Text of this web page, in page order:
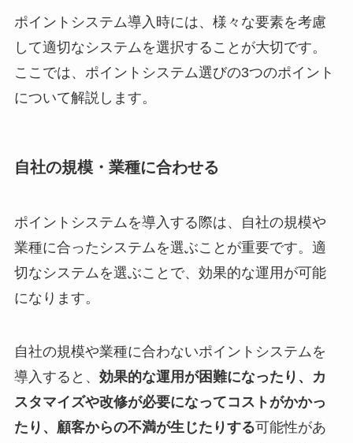
ポイントシステム導入時には、様々な要素を考慮
して適切なシステムを選択することが大切です。
ここでは、ポイントシステム選びの3つのポイント
について解説します。
自社の規模・業種に合わせる
ポイントシステムを導入する際は、自社の規模や
業種に合ったシステムを選ぶことが重要です。適
切なシステムを選ぶことで、効果的な運用が可能
になります。
自社の規模や業種に合わないポイントシステムを
導入すると、 効果的な運用が困難になったり、カ
スタマイズや改修が必要になってコストがかかっ
たり、顧客からの不満が生じたりする可能性があ